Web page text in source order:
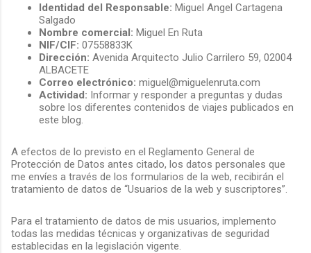
Identidad del Responsable: Miguel Angel Cartagena
Salgado
Nombre comercial: Miguel En Ruta
NIF/CIF: 07558833K
Dirección: Avenida Arquitecto Julio Carrilero 59, 02004
ALBACETE
Correo electrónico: miguel@miguelenruta.com
Actividad: Informar y responder a preguntas y dudas
sobre los diferentes contenidos de viajes publicados en
este blog.
A efectos de lo previsto en el Reglamento General de
Protección de Datos antes citado, los datos personales que
me envíes a través de los formularios de la web, recibirán el
tratamiento de datos de “Usuarios de la web y suscriptores”.
Para el tratamiento de datos de mis usuarios, implemento
todas las medidas técnicas y organizativas de seguridad
establecidas en la legislación vigente.